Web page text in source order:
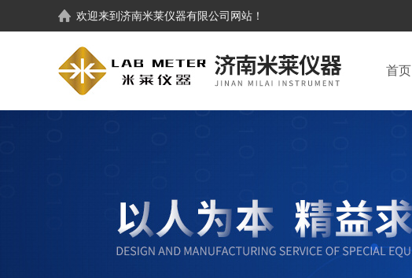
欢迎来到济南米莱仪器有限公司 网站！
首页